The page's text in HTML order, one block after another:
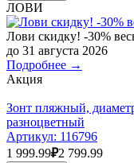
ЛОВИ
Лови скидку! -30%
до 31 августа 2026
Подробнее →
Акция
Зонт пляжный,
разноцветный
Артикул: 116796
1 999.99₽2 799.99